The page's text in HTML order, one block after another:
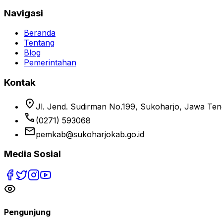
Navigasi
Beranda
Tentang
Blog
Pemerintahan
Kontak
location_on Jl. Jend. Sudirman No.199, Sukoharjo, Jawa
phone (0271) 593068
emailpemkab@sukoharjokab.go.id
Media Sosial
Pengunjung